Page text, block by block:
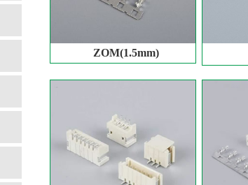
ZOM(1.5mm)